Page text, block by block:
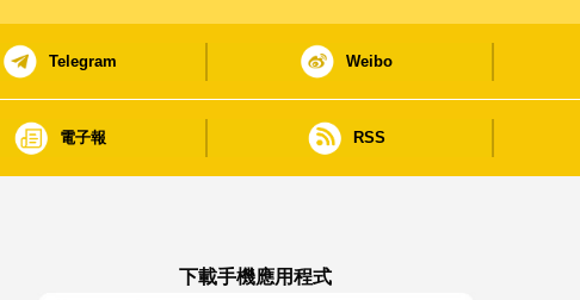
Telegram Weibo
電子報 RSS
下載手機應用程式